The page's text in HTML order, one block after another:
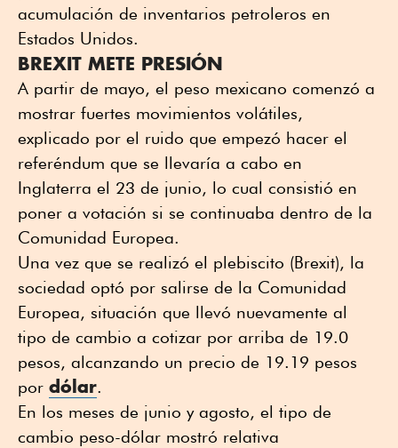
acumulación de inventarios petroleros en
Estados Unidos.
BREXIT METE PRESIÓN
A partir de mayo, el peso mexicano comenzó a
mostrar fuertes movimientos volátiles,
explicado por el ruido que empezó hacer el
referéndum que se llevaría a cabo en
Inglaterra el 23 de junio, lo cual consistió en
poner a votación si se continuaba dentro de la
Comunidad Europea.
Una vez que se realizó el plebiscito (Brexit), la
sociedad optó por salirse de la Comunidad
Europea, situación que llevó nuevamente al
tipo de cambio a cotizar por arriba de 19.0
pesos, alcanzando un precio de 19.19 pesos
por dólar.
En los meses de junio y agosto, el tipo de
cambio peso-dólar mostró relativa